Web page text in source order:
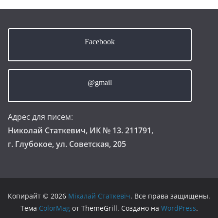
Facebook
@gmail
Адрес для писем:
Николай Статкевич, ИК № 13. 211791,
г. Глубокое, ул. Советская, 205
Копирайт © 2026 Мікалай Статкевіч. Все права защищены.
Тема ColorMagот ThemeGrill. Создано на WordPress.